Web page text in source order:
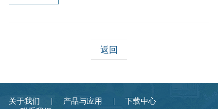
返回
关于我们 产品与应用
下载中心